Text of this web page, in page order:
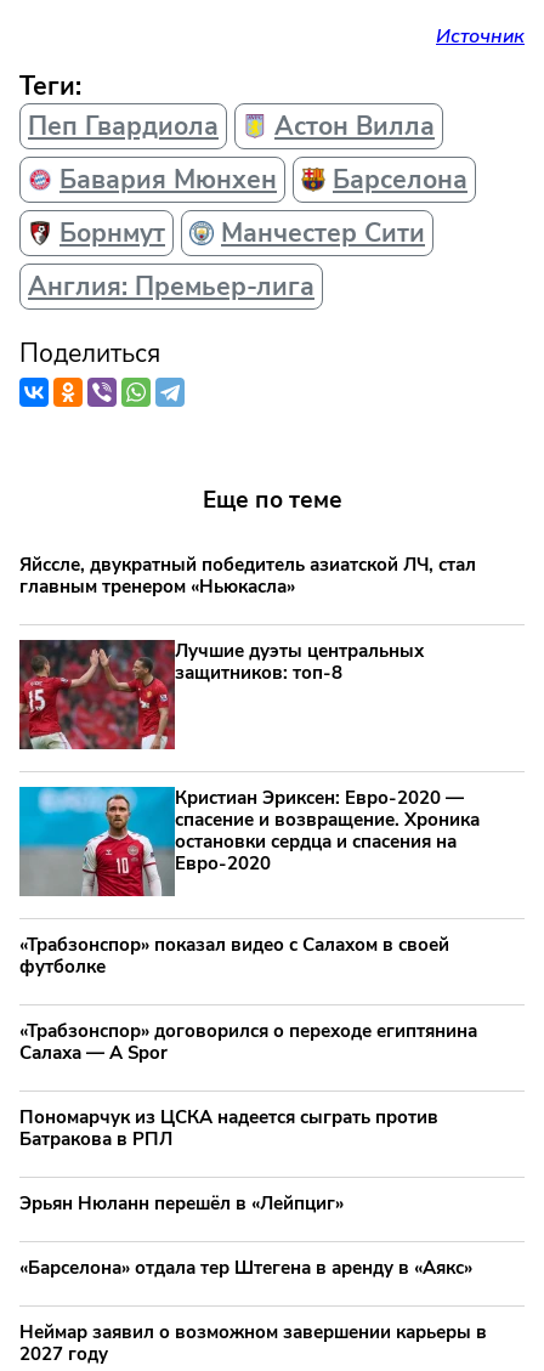
Источник
Теги:
Пеп Гвардиола
Астон Вилла
Бавария Мюнхен
Барселона
Борнмут
Манчестер Сити
Англия: Премьер-лига
Поделиться
Еще по теме
Яйссле, двукратный победитель азиатской ЛЧ, стал
главным тренером «Ньюкасла»
Лучшие дуэты центральных
защитников: топ‑8
Кристиан Эриксен: Евро‑2020 —
спасение и возвращение. Хроника
остановки сердца и спасения на
Евро‑2020
«Трабзонспор» показал видео с Салахом в своей
футболке
«Трабзонспор» договорился о переходе египтянина
Салаха — A Spor
Пономарчук из ЦСКА надеется сыграть против
Батракова в РПЛ
Эрьян Нюланн перешёл в «Лейпциг»
«Барселона» отдала тер Штегена в аренду в «Аякс»
Неймар заявил о возможном завершении карьеры в
2027 году